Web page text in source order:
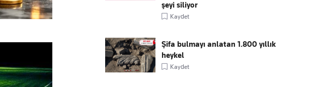
şeyi siliyor
Kaydet
Şifa bulmayı anlatan 1.800 yıllık
heykel
Kaydet